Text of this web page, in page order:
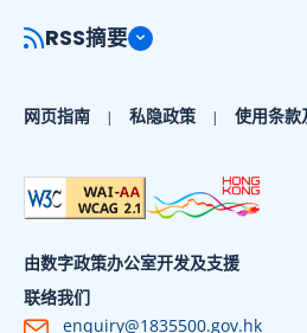
RSS摘要
网页指南 私隐政策 使用条款
由数字政策办公室开发及支援
联络我们
enquiry@1835500.gov.hk